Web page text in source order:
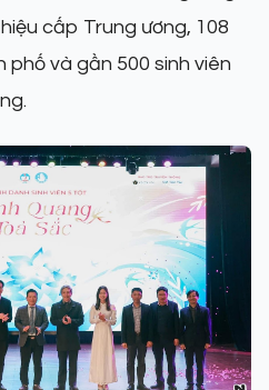
cấp Trung ương, 108
và gần 500 sinh viên